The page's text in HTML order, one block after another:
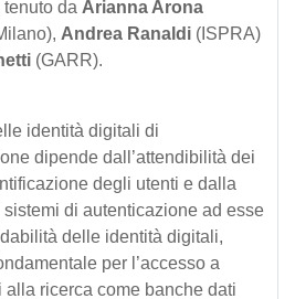
tenuto da Arianna Arona
Andrea Ranaldi (ISPRA)
(GARR).
identità digitali di
dipende dall’attendibilità dei
degli utenti e dalla
di autenticazione ad esse
delle identità digitali,
per l’accesso a
alla ricerca come banche dati